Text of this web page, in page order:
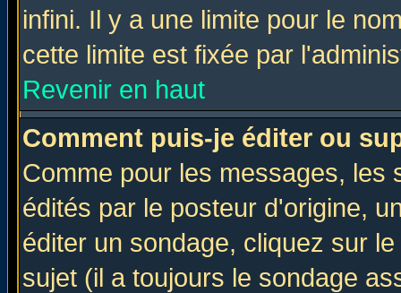
infini. Il y a une limite pour le
cette limite est fixée par
Revenir en haut
Comment puis-je éditer ou
Comme pour les messages, les
édités par le posteur d'origine,
éditer un sondage, cliquez sur
sujet (il a toujours le sondage